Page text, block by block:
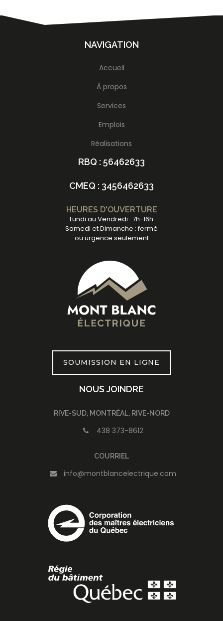
NAVIGATION
Accueil
À propos
Services
Emplois
Réalisations
RBQ : 56462633
CMEQ : 3456462633
HEURES D'OUVERTURE
Lundi au Vendredi : 7h-16h
Samedi et Dimanche : fermé
ou urgence seulement
SOUMISSION EN LIGNE
NOUS JOINDRE
RIVE-SUD, MONTRÉAL, RIVE-NORD
438 373-8612
COURRIEL
info@montblancelectrique.com